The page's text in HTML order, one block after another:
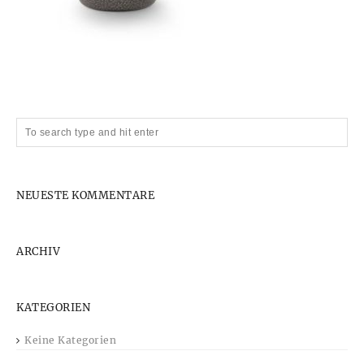
NEUESTE KOMMENTARE
ARCHIV
KATEGORIEN
Keine Kategorien